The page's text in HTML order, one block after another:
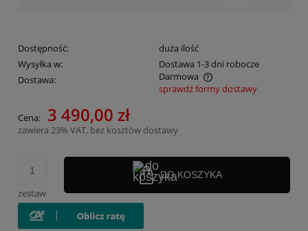
Dostępność:
duża ilość
Wysyłka w:
Dostawa 1-3 dni robocze
Dostawa:
Darmowa
Cena nie zawiera ewentualnych kosztów płatności
sprawdź formy dostawy
Cena: 3 490,00 zł
zawiera 23% VAT, bez kosztów dostawy
zestaw
DO KOSZYKA